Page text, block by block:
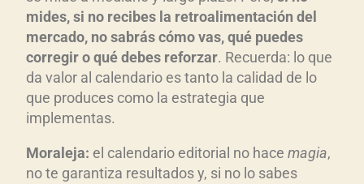
mides, si no recibes la retroalimentación del
mercado, no sabrás cómo vas, qué puedes
corregir o qué debes reforzar. Recuerda: lo que
da valor al calendario es tanto la calidad de lo
que produces como la estrategia que
implementas.
Moraleja: el calendario editorial no hace magia,
no te garantiza resultados y, si no lo sabes